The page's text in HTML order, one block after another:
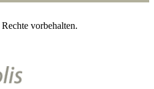
vorbehalten.